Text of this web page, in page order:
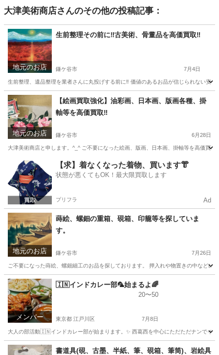
大津美術商店さんのその他の投稿記事：
地元のお店
生前整理その前に‼️古美術、骨董品を高価買取‼️
鎌ケ谷市 7月4日
生前整理、遺品整理を業者さんに丸投げする前に‼️ 価値のあるお品が信じられない安
千葉 鎌ケ谷市 不用品買取 無料
地元のお店
【絵画買取強化】油彩画、日本画、版画各種、掛
軸等を高価買取‼️
鎌ケ谷市 6月28日
大津美術商店と申します。^_^ ご不要になった絵画、版画、日本画、掛軸等を高価買
千葉 鎌ケ谷市 不用品買取 買取
【求】着なくなった着物、買います👘
状態が悪くてもOK！最大限買取します
プリフラ Ad
地元のお店
蒔絵、螺鈿の重箱、硯箱、印籠等を探していま
す。
鎌ケ谷市 7月26日
ご不要になった蒔絵、螺鈿細工のお品を探しております。 押入れや物置きの中など
千葉 鎌ケ谷市 不用品買取 無料
メンバー
🇮🇳インドカレー部🦜始まるよ🌈
20〜50
東京都 江戸川区 7月8日
大人の部活動🇮🇳インドカレー部が始まります。✨ 西葛西を中心にただただナンでイ
東京 江戸川区 友達 インドカレー
書道具(硯、古墨、半紙、筆、硯箱、筆筒)、岩絵具